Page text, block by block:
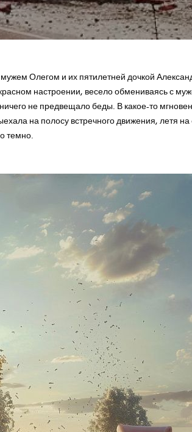
- дарим 500 рублей
для вашего
Олегом и их пятилетней дочкой
настроении, весело обмениваясь с
не предвещало беды. В какое-то
на полосу встречного движения, летя
темно.